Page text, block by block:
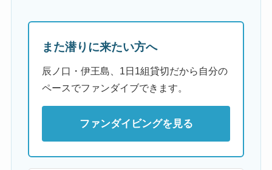
また潜りに来たい方へ
辰ノ口・伊王島、1日1組貸切だから自分の
ペースでファンダイブできます。
ファンダイビングを見る